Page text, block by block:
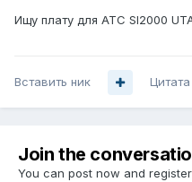
Ищу плату для АТС SI2000
Вставить ник Цитата
Join the
You can post now and